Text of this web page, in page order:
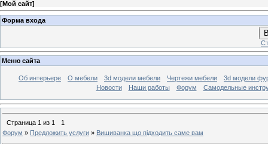
[Мой сайт]
Форма входа
Меню сайта
Об интерьере О мебели 3d модели мебели Чертежи мебели
3d модели
Новости
Наши работы Форум Самодельные
Страница 1 из 1
1
Форум » Предложить услуги » Вишиванка що підходить саме вам